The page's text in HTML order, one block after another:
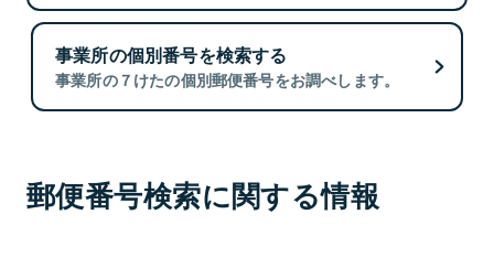
事業所の個別番号を検索する
事業所の７けたの個別郵便番号をお調べします。
郵便番号検索に関する情報